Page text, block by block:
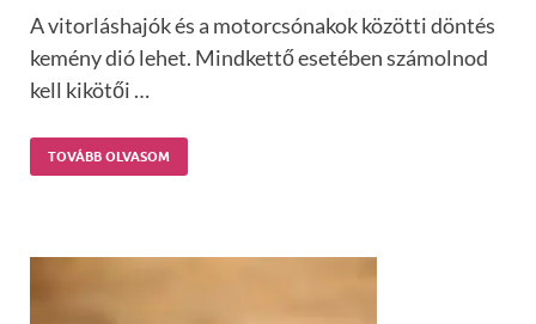
A vitorláshajók és a motorcsónakok közötti döntés
kemény dió lehet. Mindkettő esetében számolnod
kell kikötői …
TOVÁBB OLVASOM